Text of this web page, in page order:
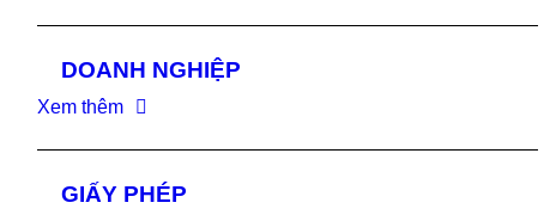
DOANH NGHIỆP
Xem thêm
GIẤY PHÉP